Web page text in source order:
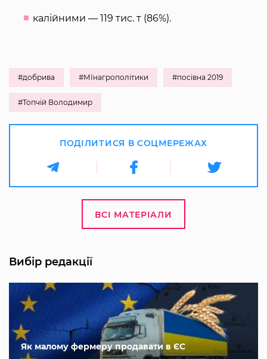
калійними — 119 тис. т (86%).
#добрива #МІнагрополітики #посівна 2019
#Топчій Володимир
ПОДІЛИТИСЯ В СОЦМЕРЕЖАХ
ВСІ МАТЕРІАЛИ
Вибір редакції
Як малому фермеру продавати в ЄС